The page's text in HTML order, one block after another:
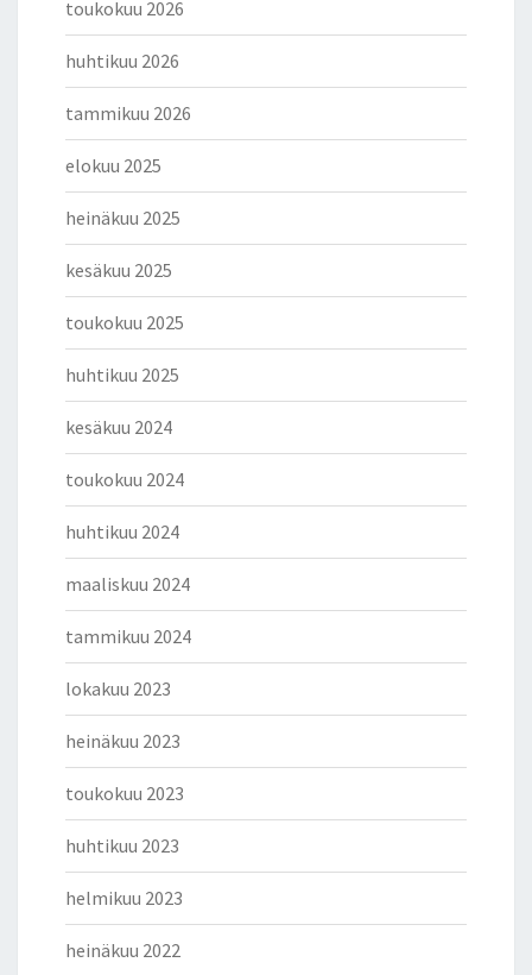
toukokuu 2026
huhtikuu 2026
tammikuu 2026
elokuu 2025
heinäkuu 2025
kesäkuu 2025
toukokuu 2025
huhtikuu 2025
kesäkuu 2024
toukokuu 2024
huhtikuu 2024
maaliskuu 2024
tammikuu 2024
lokakuu 2023
heinäkuu 2023
toukokuu 2023
huhtikuu 2023
helmikuu 2023
heinäkuu 2022